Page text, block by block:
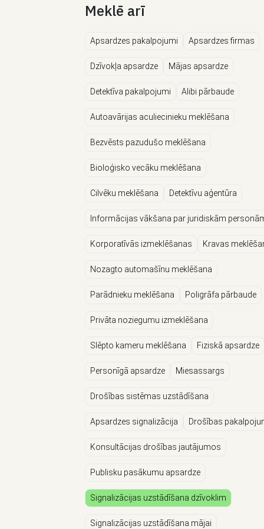
Meklē arī
Apsardzes pakalpojumi Apsardzes firmas
Dzīvokļa apsardze Mājas apsardze
Detektīva pakalpojumi Alibi pārbaude
Autoavārijas aculiecinieku meklēšana
Bezvēsts pazudušo meklēšana
Bioloģisko vecāku meklēšana
Cilvēku meklēšana Detektīvu aģentūra
Informācijas vākšana par juridiskām
Korporatīvās izmeklēšanas Kravas
Nozagto automašīnu meklēšana
Parādnieku meklēšana Poligrāfa pārbaude
Privāta noziegumu izmeklēšana
Slēpto kameru meklēšana Fiziskā apsardze
Personīgā apsardze Miesassargs
Drošības sistēmas uzstādīšana
Apsardzes signalizācija Drošības
Konsultācijas drošības jautājumos
Publisku pasākumu apsardze
Signalizācijas uzstādīšana dzīvoklim
Signalizācijas uzstādīšana mājai